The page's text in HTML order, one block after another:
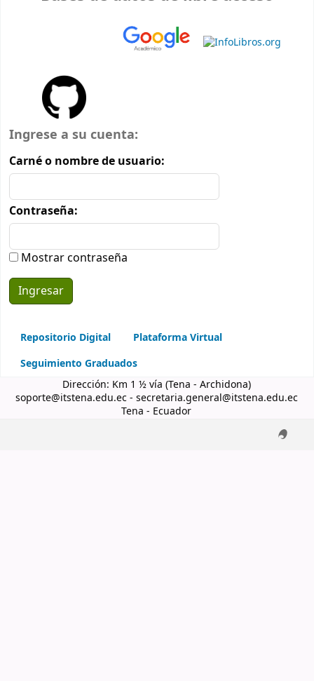
Repositorio Digital
Plataforma Virtual
Seguimiento Graduados
Inicio de sesión
Ingrese a su cuenta:
Carné o nombre de usuario:
Contraseña:
Mostrar contraseña
Dirección: Km 1 ½ vía (Tena - Archidona)
soporte@itstena.edu.ec - secretaria.general@itstena.edu.ec
Tena - Ecuador